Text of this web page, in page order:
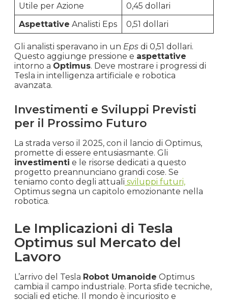
Utile per Azione
0,45 dollari
Aspettative Analisti Eps 0,51 dollari
Gli analisti speravano in un Eps di 0,51 dollari.
Questo aggiunge pressione e aspettative
intorno a Optimus. Deve mostrare i progressi di
Tesla in intelligenza artificiale e robotica
avanzata.
Investimenti e Sviluppi Previsti
per il Prossimo Futuro
La strada verso il 2025, con il lancio di Optimus,
promette di essere entusiasmante. Gli
investimenti e le risorse dedicati a questo
progetto preannunciano grandi cose. Se
teniamo conto degli attuali sviluppi futuri,
Optimus segna un capitolo emozionante nella
robotica.
Le Implicazioni di Tesla
Optimus sul Mercato del
Lavoro
L’arrivo del Tesla Robot Umanoide Optimus
cambia il campo industriale. Porta sfide tecniche,
sociali ed etiche. Il mondo è incuriosito e